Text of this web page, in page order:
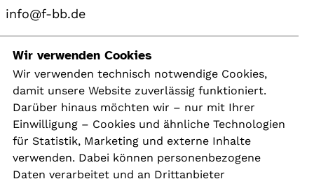
info@f-bb.de
Navigation
Kontakt
Presse
Aktuelles
Karriere
Newsletter
Wir verwenden Cookies
Wir verwenden technisch notwendige Cookies,
damit unsere Website zuverlässig funktioniert.
Darüber hinaus möchten wir – nur mit Ihrer
Einwilligung – Cookies und ähnliche Technologien
für Statistik, Marketing und externe Inhalte
verwenden. Dabei können personenbezogene
Daten verarbeitet und an Drittanbieter